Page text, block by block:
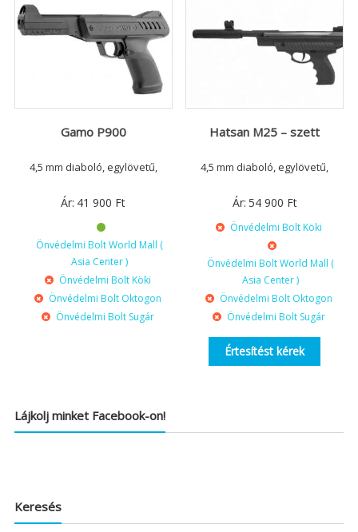
Gamo P900
4,5 mm diaboló, egylövetű,
Ár: 41 900 Ft
Önvédelmi Bolt World Mall (
Asia Center )
Önvédelmi Bolt Köki
Önvédelmi Bolt Oktogon
Önvédelmi Bolt Sugár
Hatsan M25 – szett
4,5 mm diaboló, egylövetű,
Ár: 54 900 Ft
Önvédelmi Bolt Köki
Önvédelmi Bolt World Mall (
Asia Center )
Önvédelmi Bolt Oktogon
Önvédelmi Bolt Sugár
Értesítést kérek
Lájkolj minket Facebook-on!
Keresés